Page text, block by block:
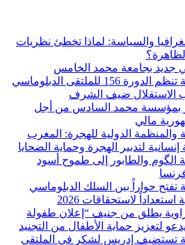
والسياسة: لماذا تخطئ نظريات
جديد بجامعة محمد الخامس
المؤسسة الدبلوماسية تنظم الدورة 156 للملتقى الدبلوماسي
بمؤسسة محمد السادس من أجل
مالي
والمنظمة الدولية للهجرة: المغرب
لتدبير الهجرة وحماية الضحايا
والطابور إلى طموح أسود
تفتح حواراً بين السلك الدبلوماسي
لاستحقاقات 2026
يطلق من جنيف “إعلان طفولة
لتعزيز حماية الأطفال من التجنيد
تستضيف إدريس لشكر في الملتقى